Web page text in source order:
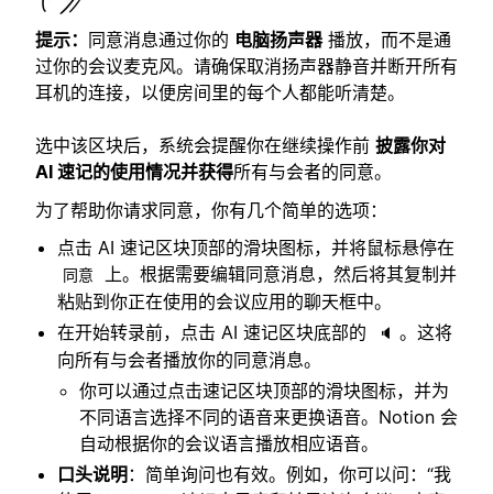
提示： 同意消息通过你的 电脑扬声器播放，而不是通
过你的会议麦克风。请确保取消扬声器静音并断开所有
耳机的连接，以便房间里的每个人都能听清楚。
选中该区块后，系统会提醒你在继续操作前 披露你对
AI 速记的使用情况并获得所有与会者的同意。
为了帮助你请求同意，你有几个简单的选项：
点击 AI 速记区块顶部的滑块图标，并将鼠标悬停在
同意
上。根据需要编辑同意消息，然后将其复制并
粘贴到你正在使用的会议应用的聊天框中。
在开始转录前，点击 AI 速记区块底部的
🔈 。这将
向所有与会者播放你的同意消息。
你可以通过点击速记区块顶部的滑块图标，并为
不同语言选择不同的语音来更换语音。Notion 会
自动根据你的会议语言播放相应语音。
口头说明 ：简单询问也有效。例如，你可以问：“我